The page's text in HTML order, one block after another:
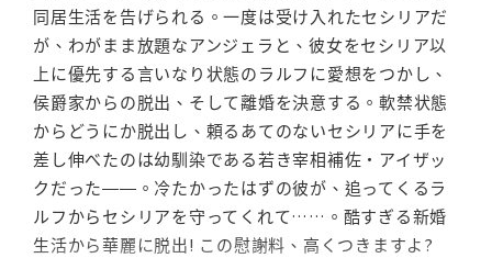
同居生活を告げられる。一度は受け入れたセシリアだ
が、わがまま放題なアンジェラと、彼女をセシリア以
上に優先する言いなり状態のラルフに愛想をつかし、
侯爵家からの脱出、そして離婚を決意する。軟禁状態
からどうにか脱出し、頼るあてのないセシリアに手を
差し伸べたのは幼馴染である若き宰相補佐・アイザッ
クだった――。冷たかったはずの彼が、追ってくるラ
ルフからセシリアを守ってくれて……。酷すぎる新婚
生活から華麗に脱出! この慰謝料、高くつきますよ?